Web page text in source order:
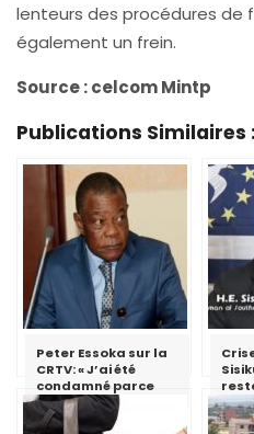
lenteurs des procédures
également un frein.
Source : celcom Mintp
Publications Similaires :
Peter Essoka sur la
CRTV: « J’ai été
condamné parce
que j’ai essayé de
critiquer le fait qu’il